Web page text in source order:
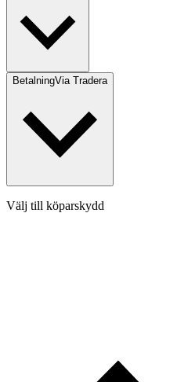
BetalningVia Tradera
Välj till köparskydd